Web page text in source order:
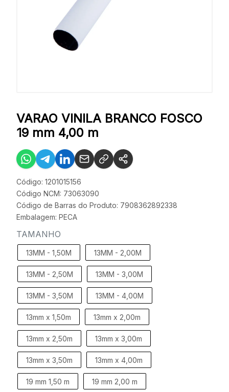
VARAO VINILA BRANCO FOSCO
19 mm 4,00 m
Código: 1201015156
Código NCM: 73063090
Código de Barras do Produto: 7908362892338
Embalagem: PECA
TAMANHO
13MM - 1,50M 13MM - 2,00M
13MM - 2,50M 13MM - 3,00M
13MM - 3,50M 13MM - 4,00M
13mm x 1,50m 13mm x 2,00m
13mm x 2,50m 13mm x 3,00m
13mm x 3,50m 13mm x 4,00m
19 mm 1,50 m 19 mm 2,00 m